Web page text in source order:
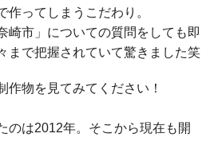
作ってしまうこだわり。
崎市」についての質問をしても即
まで把握されていて驚きました笑
作物を見てみてください！
のは2012年。そこから現在も開